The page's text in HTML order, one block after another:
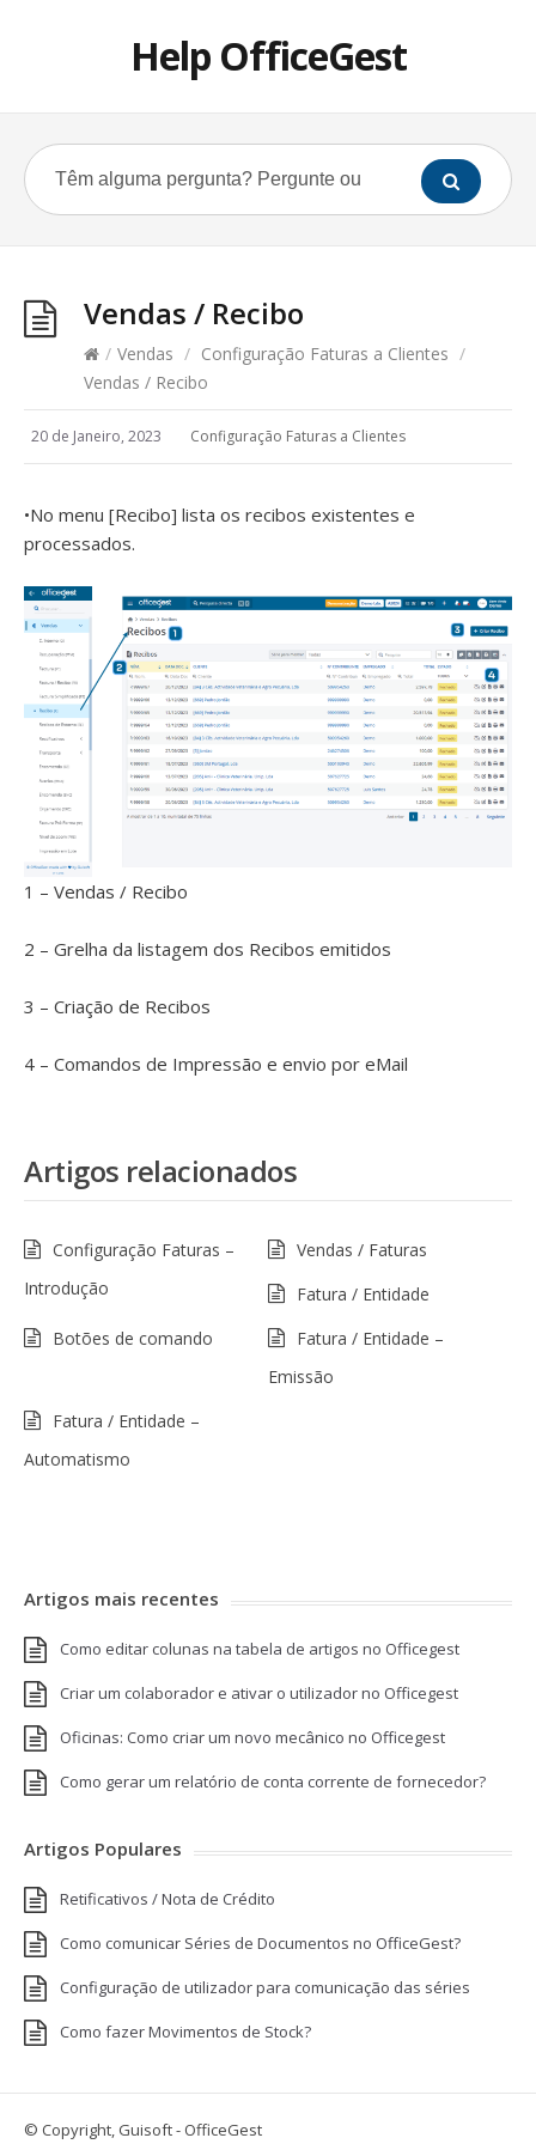
Help OfficeGest
Vendas / Recibo
/ Vendas / Configuração Faturas a Clientes /
Vendas / Recibo
20 de Janeiro, 2023 Configuração Faturas a Clientes
•No menu [Recibo] lista os recibos existentes e
processados.
1 – Vendas / Recibo
2 – Grelha da listagem dos Recibos emitidos
3 – Criação de Recibos
4 – Comandos de Impressão e envio por eMail
Artigos relacionados
Configuração Faturas –
Introdução
Vendas / Faturas
Fatura / Entidade
Botões de comando
Fatura / Entidade –
Emissão
Fatura / Entidade –
Automatismo
Artigos mais recentes
Como editar colunas na tabela de artigos no Officegest
Criar um colaborador e ativar o utilizador no Officegest
Oficinas: Como criar um novo mecânico no Officegest
Como gerar um relatório de conta corrente de fornecedor?
Artigos Populares
Retificativos / Nota de Crédito
Como comunicar Séries de Documentos no OfficeGest?
Configuração de utilizador para comunicação das séries
Como fazer Movimentos de Stock?
© Copyright, Guisoft - OfficeGest